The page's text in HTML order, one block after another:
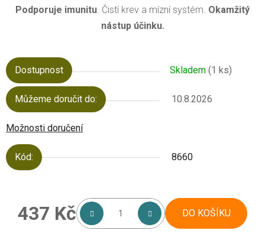
Podporuje imunitu . Čistí krev a mízní systém. Okamžitý
nástup účinku.
Dostupnost Skladem (1 ks)
Můžeme doručit do: 10.8.2026
Možnosti doručení
Kód: 8660
437 Kč DO KOŠÍKU